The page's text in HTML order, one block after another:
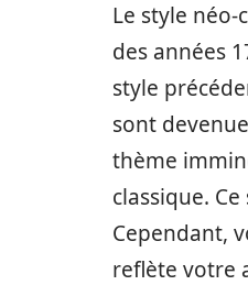
Le style néo-
des années
style
sont
thème
classique.
Cependant,
reflète votre